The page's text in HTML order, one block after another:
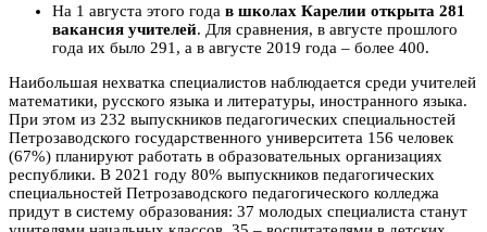
На 1 августа этого года в школах Карелии открыта 281
вакансия учителей. Для сравнения, в августе прошлого
года их было 291, а в августе 2019 года – более 400.
Наибольшая нехватка специалистов наблюдается среди учителей
математики, русского языка и литературы, иностранного языка.
При этом из 232 выпускников педагогических специальностей
Петрозаводского государственного университета 156 человек
(67%) планируют работать в образовательных организациях
республики. В 2021 году 80% выпускников педагогических
специальностей Петрозаводского педагогического колледжа
придут в систему образования: 37 молодых специалиста станут